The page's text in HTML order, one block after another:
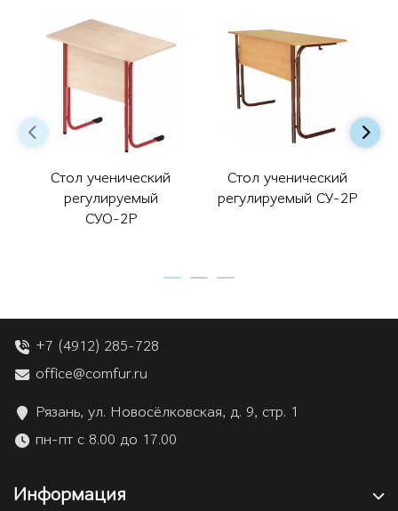
Стол ученический
регулируемый
СУО-2Р
Стол ученический
регулируемый СУ-2Р
+7 (4912) 285-728
office@comfur.ru
Рязань, ул. Новосёлковская, д. 9, стр. 1
пн-пт с 8.00 до 17.00
Информация